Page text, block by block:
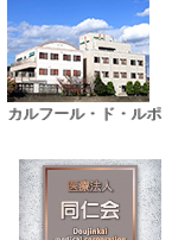
カルフール・ド・ルポ